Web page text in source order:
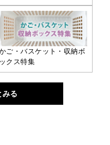
ご・バスケット・収納ボ
ックス特集
みる